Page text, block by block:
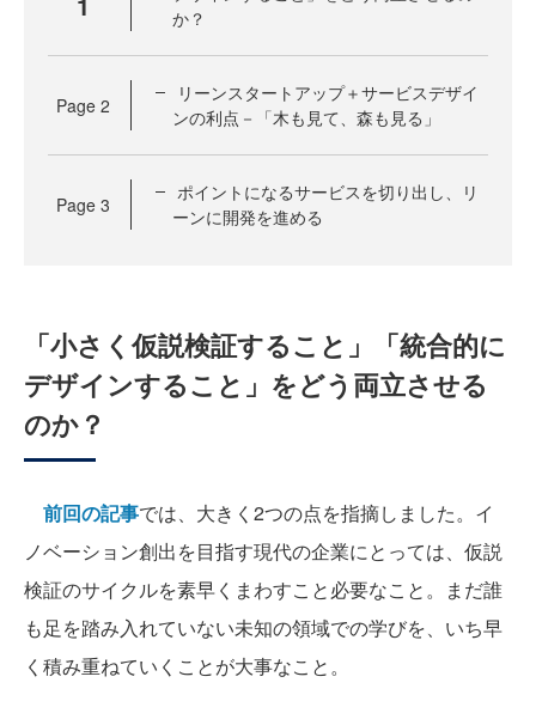
か？
Page 2
リーンスタートアップ＋サービスデザイ
ンの利点－「木も見て、森も見る」
Page 3
ポイントになるサービスを切り出し、リ
ーンに開発を進める
「小さく仮説検証すること」「統合的に
デザインすること」をどう両立させる
のか？
前回の記事では、大きく2つの点を指摘しました。イ
ノベーション創出を目指す現代の企業にとっては、仮説
検証のサイクルを素早くまわすこと必要なこと。まだ誰
も足を踏み入れていない未知の領域での学びを、いち早
く積み重ねていくことが大事なこと。